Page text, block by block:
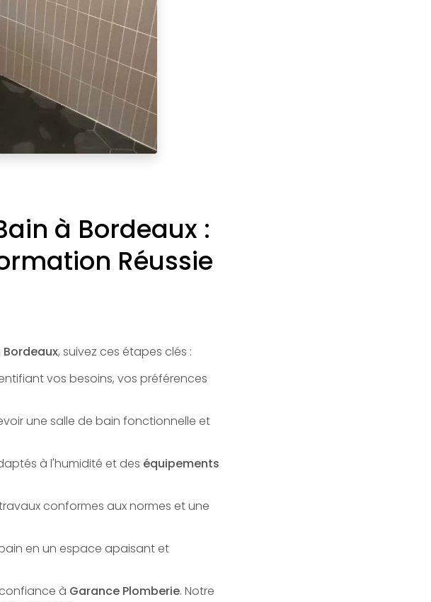
à Bordeaux :
Réussie
Bordeaux, suivez ces étapes clés :
vos besoins, vos préférences
une salle de bain fonctionnelle et
à l'humidité et des équipements
conformes aux normes et une
en un espace apaisant et
à Garance Plomberie. Notre